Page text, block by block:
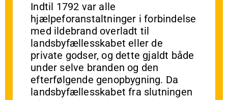
Indtil 1792 var alle
hjælpeforanstaltninger i forbindelse
med ildebrand overladt til
landsbyfællesskabet eller de
private godser, og dette gjaldt både
under selve branden og den
efterfølgende genopbygning. Da
landsbyfællesskabet fra slutningen